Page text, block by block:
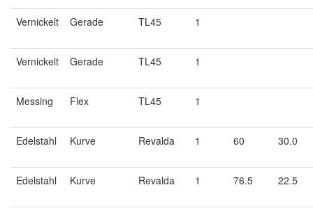
Vernickelt Gerade TL45 1
Vernickelt Gerade TL45 1
Messing Flex TL45 1
Edelstahl Kurve Revalda 1 60 30.0
Edelstahl Kurve Revalda 1 76.5 22.5